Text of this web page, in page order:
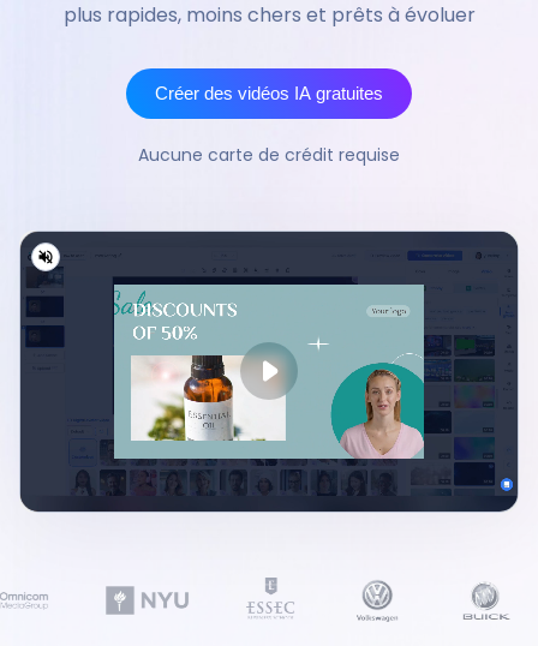
plus rapides, moins chers et prêts à évoluer
Créer des vidéos IA gratuites
Aucune carte de crédit requise